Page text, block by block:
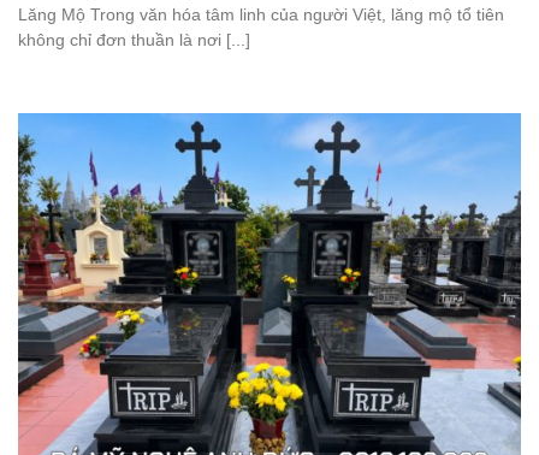
Lăng Mộ Trong văn hóa tâm linh của người Việt, lăng mộ tổ tiên
không chỉ đơn thuần là nơi [...]